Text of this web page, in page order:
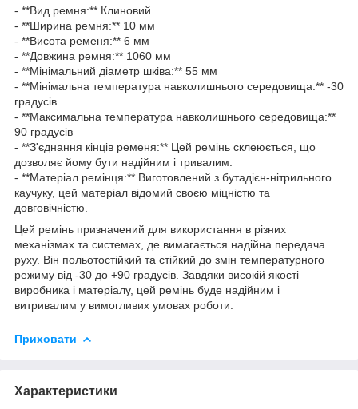
- **Вид ремня:** Клиновий
- **Ширина ремня:** 10 мм
- **Висота ременя:** 6 мм
- **Довжина ремня:** 1060 мм
- **Мінімальний діаметр шківа:** 55 мм
- **Мінімальна температура навколишнього середовища:** -30
градусів
- **Максимальна температура навколишнього середовища:**
90 градусів
- **З'єднання кінців ременя:** Цей ремінь склеюється, що
дозволяє йому бути надійним і тривалим.
- **Матеріал ремінця:** Виготовлений з бутадієн-нітрильного
каучуку, цей матеріал відомий своєю міцністю та
довговічністю.
Цей ремінь призначений для використання в різних
механізмах та системах, де вимагається надійна передача
руху. Він польотостійкий та стійкий до змін температурного
режиму від -30 до +90 градусів. Завдяки високій якості
виробника і матеріалу, цей ремінь буде надійним і
витривалим у вимогливих умовах роботи.
Приховати
Характеристики